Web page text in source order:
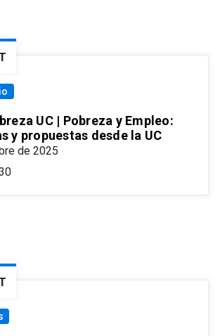
UC | Pobreza y Empleo:
y propuestas desde la UC
de 2025